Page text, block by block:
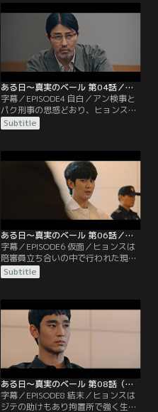
る。そんなヒョンスをほっておくこ
とができずシン・ジュンハンは弁護
を買って出るが、不利であることに
変わりはなかった。定年退職まであ
と3か月の刑事パク・サンボム
は…。
ある日～真実のベール 第04話／字幕
字幕／EPISODE4 自白／アン検事と
パク刑事の思惑どおり、ヒョンスは
ポリグラフ検査を受けることに。そ
のことを知ったジュンハンは無理や
スの弁護人ではなくなっても、まだ
事件を調べ続けているジュンハンは
グクファのSNSに掲載されていた写
真からある病院を見つけ出し…。
Subtitle
ある日～真実のベール 第06話／字幕
字幕／EPISODE6 仮面／ヒョンスは
陪審員立ち合いの中で行われた現場
検証の最中に気を失って倒れてしま
う。ヒョンスを犯人だと信じて疑わ
姿を見ても逃げるための演技だと考
えていた。ジュンハンに代わり、初
めて公判での弁護を担当することに
なったスジンは緊張の中、陪審員の
心をつかむことに成功する。
Subtitle
ある日～真実のベール 第08話（最終話）／字幕
字幕／EPISODE8 結末／ヒョンスは
ジテの助けもあり拘置所で強く生き